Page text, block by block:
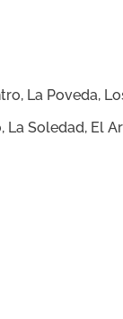
La Poveda,
La Soledad,